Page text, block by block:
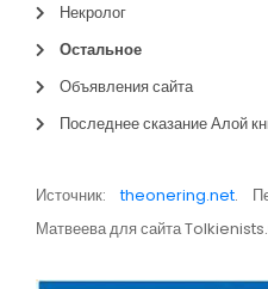
Некролог
Остальное
Объявления сайта
Последнее сказание Алой
Источник:theonering.net.
Матвеева для сайта